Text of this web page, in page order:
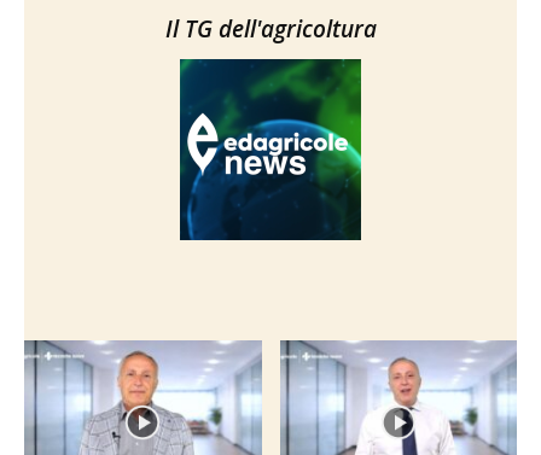
Il TG dell'agricoltura